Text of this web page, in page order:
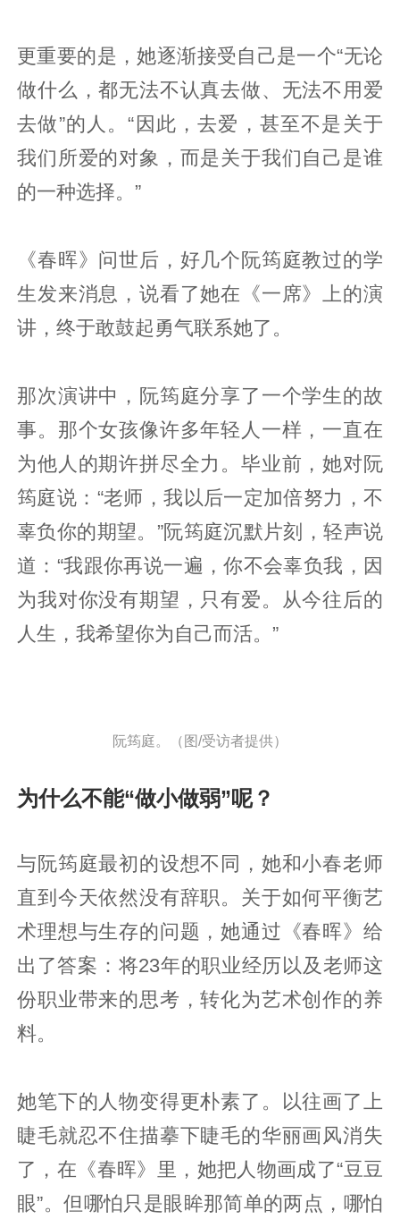
更重要的是，她逐渐接受自己是一个“无论
做什么，都无法不认真去做、无法不用爱
去做”的人。“因此，去爱，甚至不是关于
我们所爱的对象，而是关于我们自己是谁
的一种选择。”
《春晖》问世后，好几个阮筠庭教过的学
生发来消息，说看了她在《一席》上的演
讲，终于敢鼓起勇气联系她了。
那次演讲中，阮筠庭分享了一个学生的故
事。那个女孩像许多年轻人一样，一直在
为他人的期许拼尽全力。毕业前，她对阮
筠庭说：“老师，我以后一定加倍努力，不
辜负你的期望。”阮筠庭沉默片刻，轻声说
道：“我跟你再说一遍，你不会辜负我，因
为我对你没有期望，只有爱。从今往后的
人生，我希望你为自己而活。”
阮筠庭。（图/受访者提供）
为什么不能“做小做弱”呢？
与阮筠庭最初的设想不同，她和小春老师
直到今天依然没有辞职。关于如何平衡艺
术理想与生存的问题，她通过《春晖》给
出了答案：将23年的职业经历以及老师这
份职业带来的思考，转化为艺术创作的养
料。
她笔下的人物变得更朴素了。以往画了上
睫毛就忍不住描摹下睫毛的华丽画风消失
了，在《春晖》里，她把人物画成了“豆豆
眼”。但哪怕只是眼眸那简单的两点，哪怕